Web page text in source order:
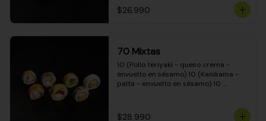
crema - cebollín) 10 (Carne - queso
crema - cebollín)
$26.990
70 Mixtas
10 (Pollo teriyaki - queso crema -
envuelto en sésamo) 10 (Kanikama -
palta - envuelto en sésamo) 10
- envuelto en queso crema) 10
$28.990